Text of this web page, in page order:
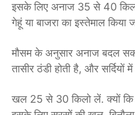
इसके लिए अनाज 35 से 40
गेहूं या बाजरा का इस्तेमाल किया
मौसम के अनुसार अनाज बदल
तासीर ठंडी होती है, और सर्दियों में
खल 25 से 30 किलो लें. क्यों कि